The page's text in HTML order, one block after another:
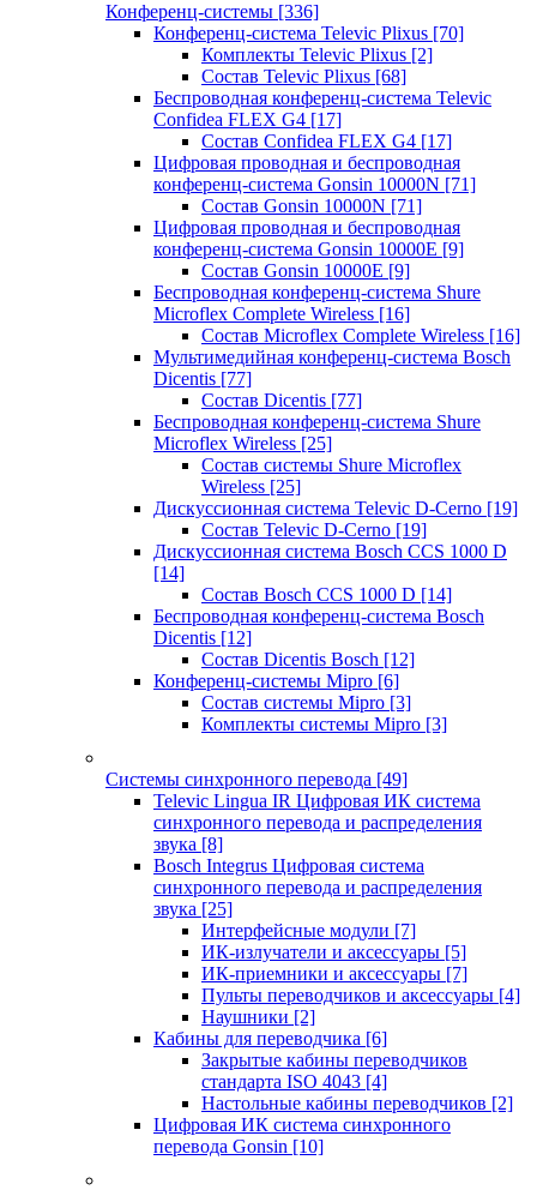
Конференц-системы [336]
Конференц-система Televic Plixus [70]
Комплекты Televic Plixus [2]
Состав Televic Plixus [68]
Беспроводная конференц-система Televic
Confidea FLEX G4 [17]
Состав Confidea FLEX G4 [17]
Цифровая проводная и беспроводная
конференц-система Gonsin 10000N [71]
Состав Gonsin 10000N [71]
Цифровая проводная и беспроводная
конференц-система Gonsin 10000E [9]
Состав Gonsin 10000E [9]
Беспроводная конференц-система Shure
Microflex Complete Wireless [16]
Состав Microflex Complete Wireless [16]
Мультимедийная конференц-система Bosch
Dicentis [77]
Состав Dicentis [77]
Беспроводная конференц-система Shure
Microflex Wireless [25]
Состав системы Shure Microflex
Wireless [25]
Дискуссионная система Televic D-Cerno [19]
Состав Televic D-Cerno [19]
Дискуссионная система Bosch CCS 1000 D
[14]
Состав Bosch CCS 1000 D [14]
Беспроводная конференц-система Bosch
Dicentis [12]
Состав Dicentis Bosch [12]
Конференц-системы Mipro [6]
Состав системы Mipro [3]
Комплекты системы Mipro [3]
Системы синхронного перевода [49]
Televic Lingua IR Цифровая ИК система
синхронного перевода и распределения
звука [8]
Bosch Integrus Цифровая система
синхронного перевода и распределения
звука [25]
Интерфейсные модули [7]
ИК-излучатели и аксессуары [5]
ИК-приемники и аксессуары [7]
Пульты переводчиков и аксессуары [4]
Наушники [2]
Кабины для переводчика [6]
Закрытые кабины переводчиков
стандарта ISO 4043 [4]
Настольные кабины переводчиков [2]
Цифровая ИК система синхронного
перевода Gonsin [10]